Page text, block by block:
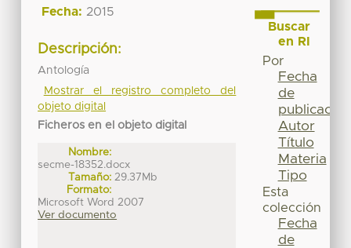
Fecha: 2015
Descripción:
Antología
Mostrar el registro completo del
objeto digital
Ficheros en el objeto digital
Nombre:
secme-18352.docx
Tamaño: 29.37Mb
Formato:
Microsoft Word 2007
Ver documento
Buscar
en RI
Por
Fecha
de
publicación
Autor
Título
Materia
Tipo
Esta
colección
Fecha
de